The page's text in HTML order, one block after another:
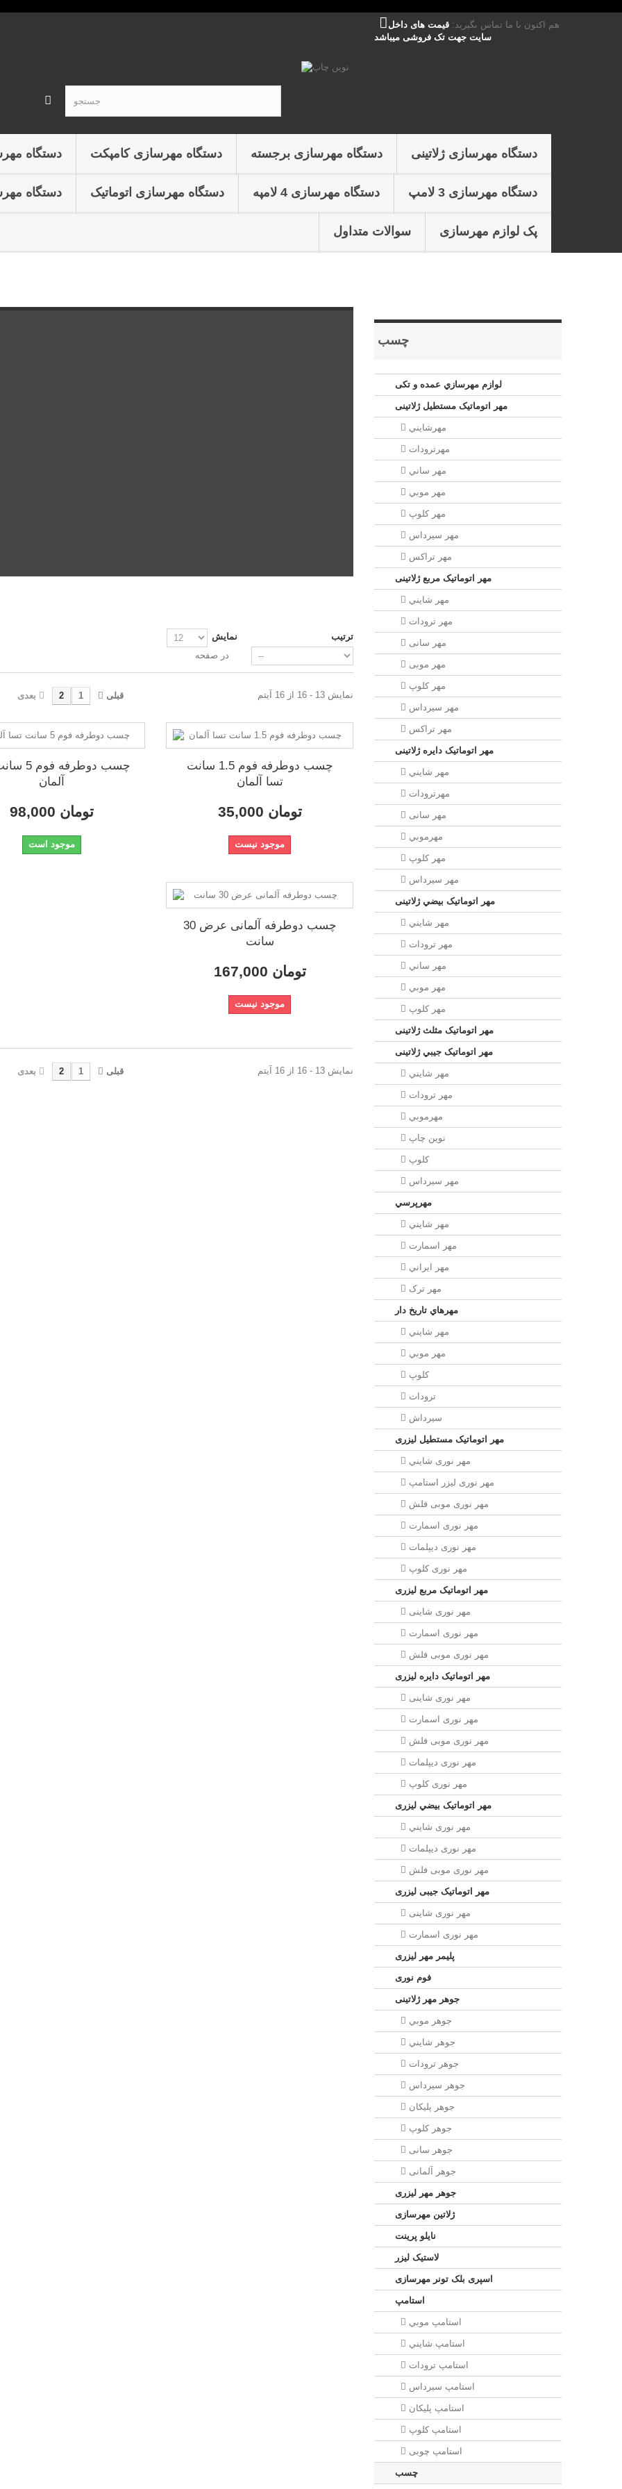
هم اکنون با ما تماس بگیرید: قیمت های داخل
سایت جهت تک فروشی میباشد
دستگاه مهرسازی ژلاتینی دستگاه مهرسازی برجسته دستگاه مهرسازی کامپکت دستگاه
دستگاه مهرسازی 3 لامپ دستگاه مهرسازی 4 لامپه دستگاه مهرسازی اتوماتیک دستگاه
پک لوازم مهرسازی سوالات متداول
چسب
لوازم مهرسازي عمده و تکی
مهر اتوماتیک مستطيل ژلاتینی
مهرشايني
مهرترودات
مهر ساني
مهر موبي
مهر كلوپ
مهر سيرداس
مهر تراکس
مهر اتوماتیک مربع ژلاتینی
مهر شايني
مهر ترودات
مهر سانی
مهر موبی
مهر كلوپ
مهر سيرداس
مهر تراکس
مهر اتوماتیک دايره ژلاتینی
مهر شايني
مهرترودات
مهر سانی
مهرموبي
مهر كلوپ
مهر سيرداس
مهر اتوماتیک بيضي ژلاتینی
مهر شايني
مهر ترودات
مهر ساني
مهر موبي
مهر كلوپ
مهر اتوماتیک مثلث ژلاتینی
مهر اتوماتیک جيبي ژلاتینی
مهر شايني
مهر ترودات
مهرموبي
نوين چاپ
کلوپ
مهر سيرداس
مهرپرسي
مهر شايني
مهر اسمارت
مهر ايراني
مهر ترک
مهرهاي تاريخ دار
مهر شايني
مهر موبي
کلوپ
ترودات
سیرداش
مهر اتوماتیک مستطیل لیزری
مهر نوری شايني
مهر نوری لیزر استامپ
مهر نوری موبی فلش
مهر نوری اسمارت
مهر نوری ديپلمات
مهر نوری کلوپ
مهر اتوماتیک مربع لیزری
مهر نوری شاینی
مهر نوری اسمارت
مهر نوری موبی فلش
مهر اتوماتیک دايره لیزری
مهر نوری شاینی
مهر نوری اسمارت
مهر نوری موبی فلش
مهر نوری دیپلمات
مهر نوری کلوپ
مهر اتوماتیک بيضي لیزری
مهر نوری شايني
مهر نوری دیپلمات
مهر نوری موبی فلش
مهر اتوماتیک جیبی لیزری
مهر نوری شاینی
مهر نوری اسمارت
پلیمر مهر لیزری
فوم نوری
جوهر مهر ژلاتینی
جوهر موبي
جوهر شايني
جوهر ترودات
جوهر سيرداس
جوهر پلیکان
جوهر کلوپ
جوهر سانی
جوهر آلمانی
جوهر مهر لیزری
ژلاتين مهرسازی
نایلو پرینت
لاستیک لیزر
اسپری بلک تونر مهرسازی
استامپ
استامپ موبي
استامپ شايني
استامپ ترودات
استامپ سيرداس
استامپ پلیکان
استامپ کلوپ
استامپ چوبی
چسب
ترتیب
نمایش
در صفحه
قبلی 1
2 بعدی نمایش 13 - 16 از 16 آیتم
چسب دوطرفه فوم 1.5 سانت
تسا آلمان
35,000 تومان
موجود نیست
چسب
آلمان
98,000 تومان
موجود است
چسب دوطرفه آلمانی عرض 30
سانت
167,000 تومان
موجود نیست
قبلی 1
2 بعدی نمایش 13 - 16 از 16 آیتم